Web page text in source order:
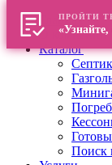
Главная
О компании
Каталог
Поиск
ПРОЙТИ